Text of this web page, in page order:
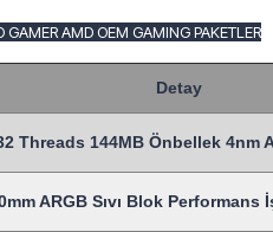
GAMER AMD OEM GAMING PAKETLER
Detay
Threads 144MB Önbellek 4nm
ARGB Sıvı Blok Performans